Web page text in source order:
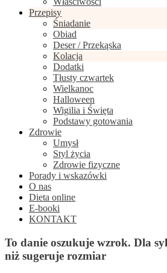
Przepisy
Śniadanie
Obiad
Deser / Przekąska
Kolacja
Dodatki
Tłusty czwartek
Wielkanoc
Halloween
Wigilia i Święta
Podstawy gotowania
Zdrowie
Umysł
Styl życia
Zdrowie fizyczne
Porady i wskazówki
O nas
Dieta online
E-booki
KONTAKT
To danie oszukuje wzrok. Dla
niż sugeruje rozmiar